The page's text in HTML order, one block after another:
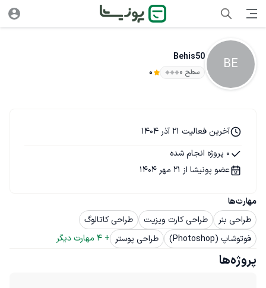
BE
Behis50
سطح ۰ 0
مهارت‌ها
طراحی بنر
طراحی کارت ویزیت
طراحی کاتالوگ
فوتوشاپ (Photoshop)
طراحی پوستر +
4 مهارت دیگر
آخرین فعالیت 21 آذر 1404
0 پروژه انجام شده
عضو پونیشا از 21 مهر 1404
پروژه‌ها